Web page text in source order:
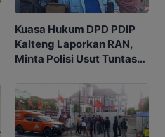
Kuasa Hukum DPD PDIP
Kalteng Laporkan RAN,
Minta Polisi Usut Tuntas